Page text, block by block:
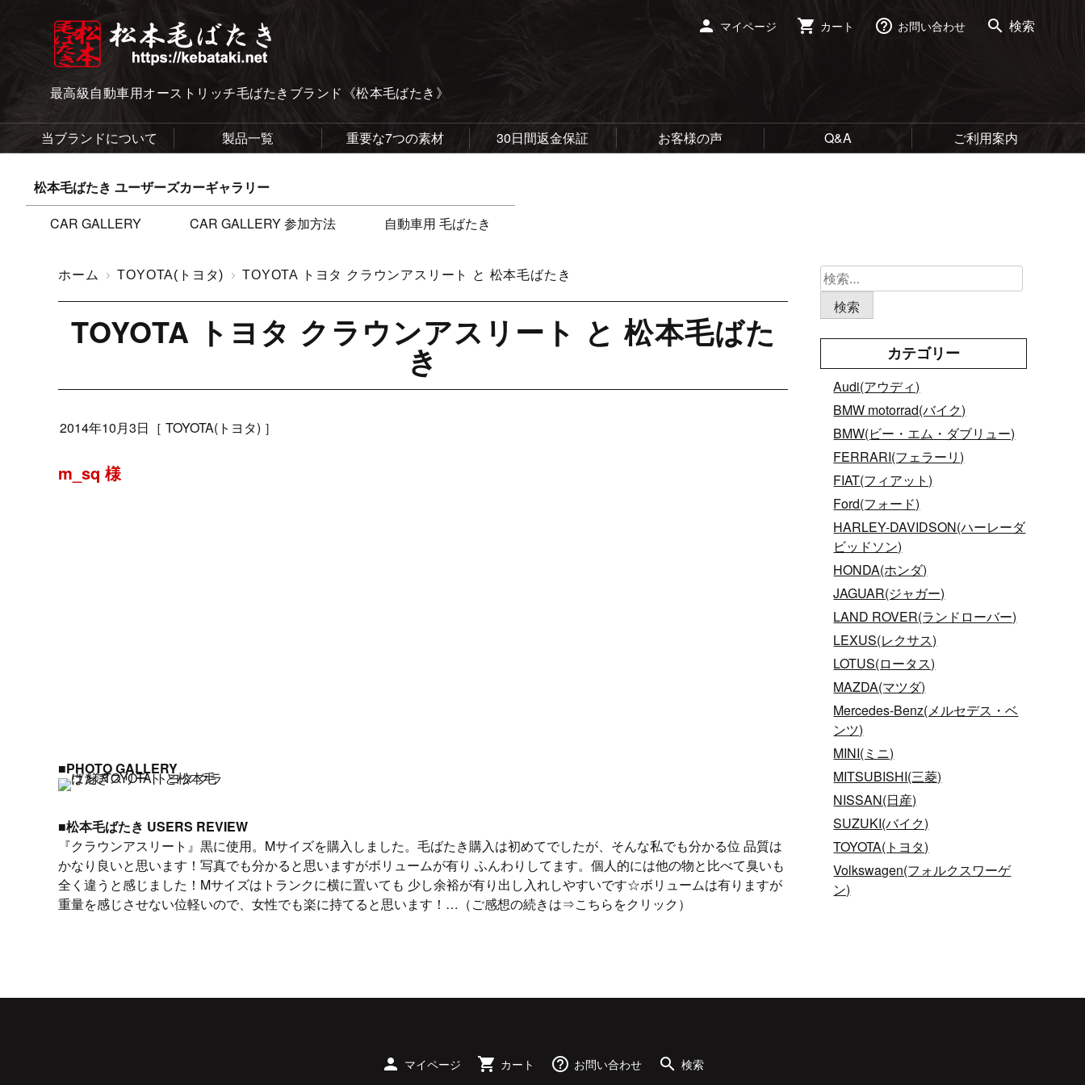
最高級自動車用オーストリッチ毛ばたきブランド《松本毛ばたき》
person マイページ shopping_cart カート help_outline お問い合わせ search 検索
当ブランドについて 製品一覧 重要な7つの素材 30日間返金保証 お客様の声 Q&A ご利用案内
松本毛ばたき ユーザーズカーギャラリー
CAR GALLERY
CAR GALLERY 参加方法 自動車用 毛ばたき
ホーム TOYOTA(トヨタ) TOYOTA トヨタ クラウンアスリート と 松本毛ばたき
TOYOTA トヨタ クラウンアスリート と 松本毛ばた
き
2014年10月3日 ［ TOYOTA(トヨタ) ］
m_sq 様
■PHOTO GALLERY
■松本毛ばたき USERS REVIEW
『クラウンアスリート』黒に使用。Mサイズを購入しました。毛ばたき購入は初めてでしたが、そんな私でも分かる位 品質は
かなり良いと思います！写真でも分かると思いますがボリュームが有り ふんわりしてます。個人的には他の物と比べて臭いも
全く違うと感じました！Mサイズはトランクに横に置いても 少し余裕が有り出し入れしやすいです☆ボリュームは有りますが
重量を感じさせない位軽いので、女性でも楽に持てると思います！…（ご感想の続きは⇒こちらをクリック）
検
索:
カテゴリー
Audi(アウディ)
BMW motorrad(バイク)
BMW(ビー・エム・ダブリュー)
FERRARI(フェラーリ)
FIAT(フィアット)
Ford(フォード)
HARLEY-DAVIDSON(ハーレーダ
ビッドソン)
HONDA(ホンダ)
JAGUAR(ジャガー)
LAND ROVER(ランドローバー)
LEXUS(レクサス)
LOTUS(ロータス)
MAZDA(マツダ)
Mercedes-Benz(メルセデス・ベ
ンツ)
MINI(ミニ)
MITSUBISHI(三菱)
NISSAN(日産)
SUZUKI(バイク)
TOYOTA(トヨタ)
Volkswagen(フォルクスワーゲ
ン)
person マイページ shopping_cart カート help_outline お問い合わせ search 検索